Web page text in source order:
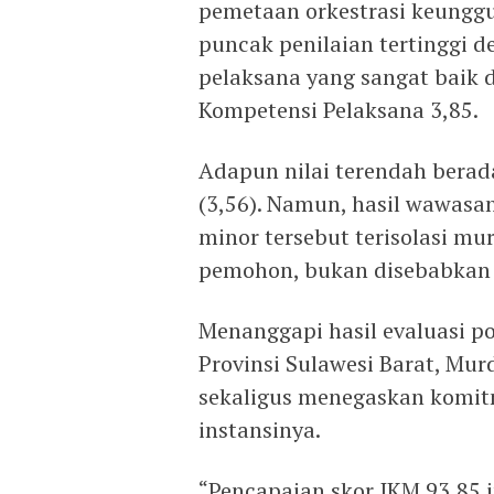
pemetaan orkestrasi
puncak penilaian tertinggi
pelaksana yang sangat baik
Kompetensi Pelaksana 3,85.
Adapun nilai terendah
(3,56). Namun, hasil
minor tersebut terisolasi
pemohon, bukan
Menanggapi hasil evaluasi
Provinsi Sulawesi Barat,
sekaligus menegaskan
instansinya.